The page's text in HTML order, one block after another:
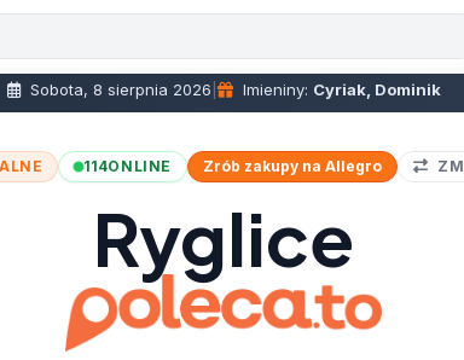
Sobota, 8 sierpnia 2026 Imieniny: Cyriak, Dominik
114ONLINE Zrób zakupy na Allegro
Ryglice